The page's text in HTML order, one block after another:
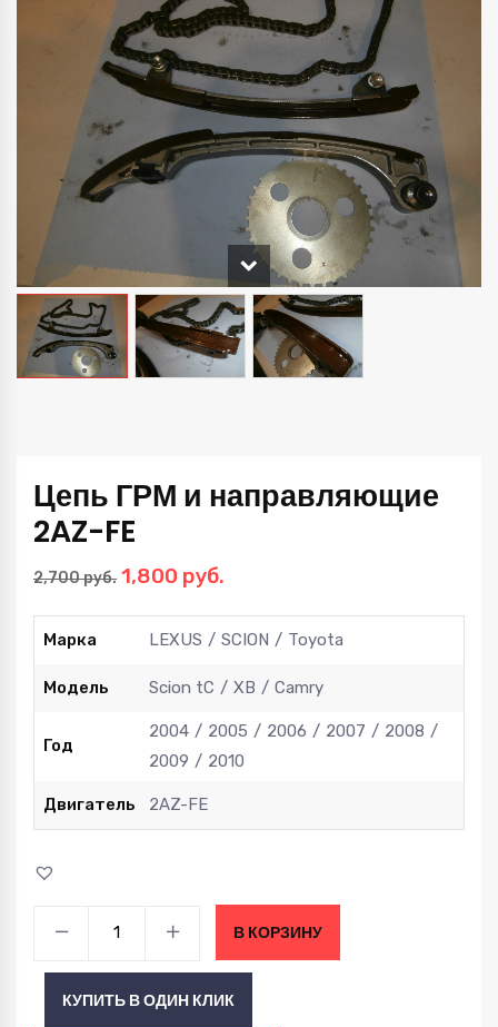
Цепь ГРМ и направляющие
2AZ-FE
2,700руб. Первоначальная
составляла
1,800 руб.
1,800 руб..
Марка LEXUS SCION Toyota
Модель Scion tC XB Camry
Год
2004 2005 2006 2007
2008
2009
2010
Двигатель 2AZ-FE
направляющие
В КОРЗИНУ
КУПИТЬ В ОДИН КЛИК